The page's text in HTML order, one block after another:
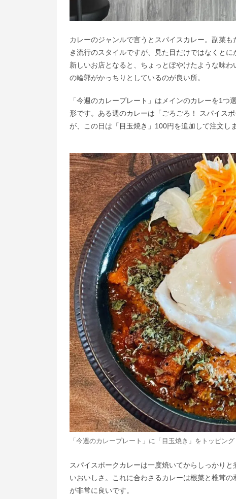
カレーのジャンルで言うとスパイスカレー。副菜
き流行のスタイルですが、見た目だけではなくと
新しいお店となると、ちょっとぼやけたような味
の輪郭がかっちりとしているのが良い所。
「今週のカレープレート」はメインのカレーを1
形です。ある週のカレーは「ごろごろ！ スパイス
が、この日は「目玉焼き」100円を追加して注文し
「今週のカレープレート」に「目玉焼き」をトッピング
スパイスポークカレーは一度焼いてからしっかり
いおいしさ。これに合わさるカレーは根菜と椎茸
が非常に良いです。